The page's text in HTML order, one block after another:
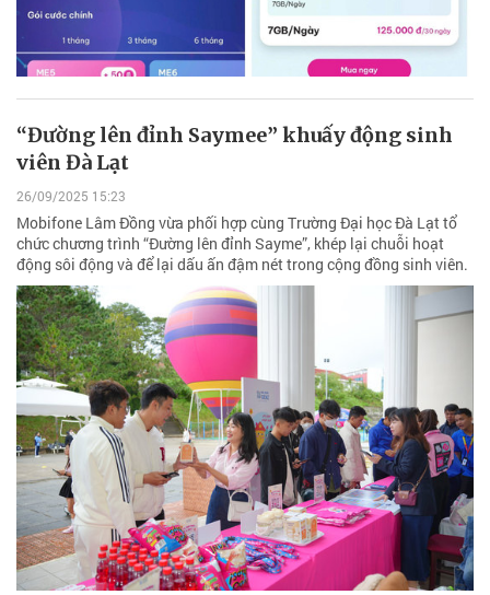
“Đường lên đỉnh Saymee” khuấy động sinh
viên Đà Lạt
26/09/2025 15:23
Mobifone Lâm Đồng vừa phối hợp cùng Trường Đại học Đà Lạt tổ
chức chương trình “Đường lên đỉnh Sayme”, khép lại chuỗi hoạt
động sôi động và để lại dấu ấn đậm nét trong cộng đồng sinh viên.